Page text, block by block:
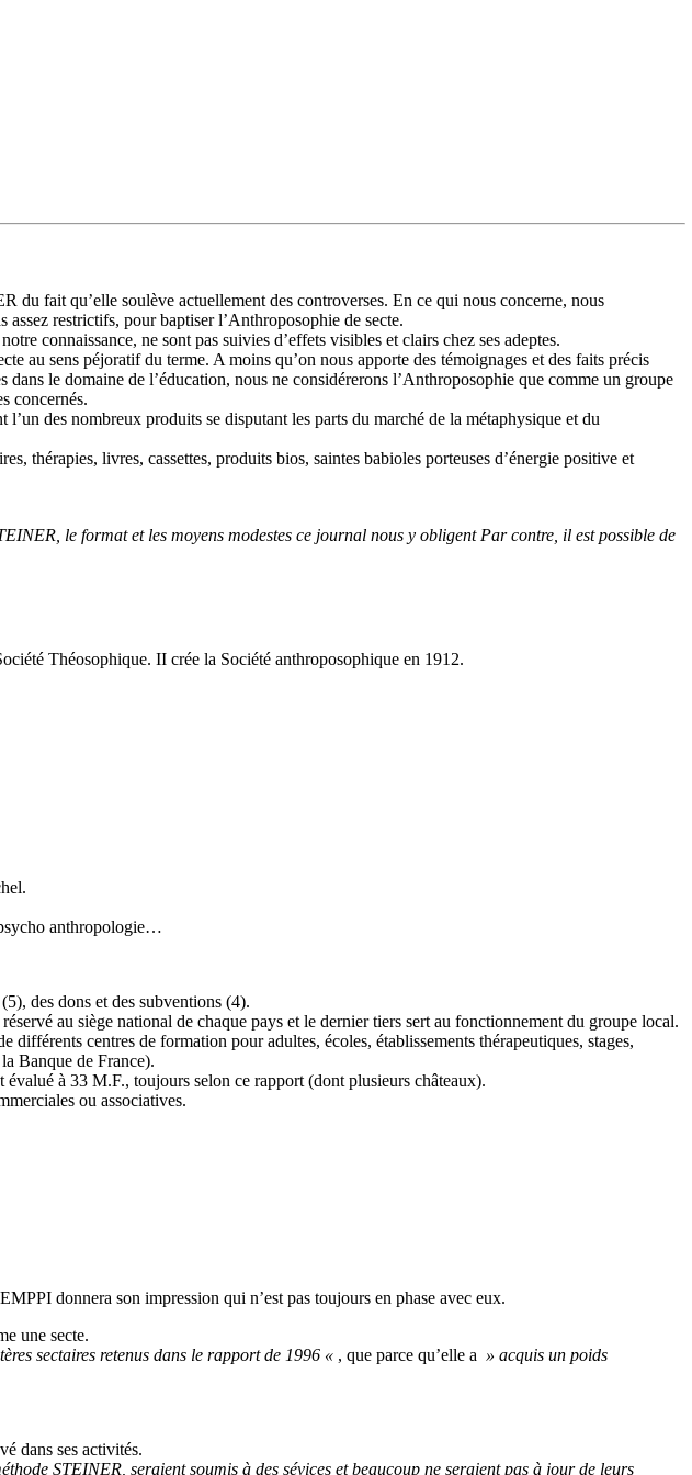
fait qu’elle soulève actuellement des controverses. En ce qui nous concerne, nous
assez restrictifs, pour baptiser l’Anthroposophie de secte.
connaissance, ne sont pas suivies d’effets visibles et clairs chez ses adeptes.
au sens péjoratif du terme. A moins qu’on nous apporte des témoignages et des faits précis
dans le domaine de l’éducation, nous ne considérerons l’Anthroposophie que comme un groupe
concernés.
des nombreux produits se disputant les parts du marché de la métaphysique et du
thérapies, livres, cassettes, produits bios, saintes babioles porteuses d’énergie positive et
le format et les moyens modestes ce journal nous y obligent Par contre, il est possible de
Théosophique. II crée la Société anthroposophique en 1912.
anthropologie…
des dons et des subventions (4).
au siège national de chaque pays et le dernier tiers sert au fonctionnement du groupe local.
centres de formation pour adultes, écoles, établissements thérapeutiques, stages,
Banque de France).
à 33 M.F., toujours selon ce rapport (dont plusieurs châteaux).
ou associatives.
donnera son impression qui n’est pas toujours en phase avec eux.
une secte.
sectaires retenus dans le rapport de 1996 « , que parce qu’elle a » acquis un poids
dans ses activités.
STEINER, seraient soumis à des sévices et beaucoup ne seraient pas à jour de leurs